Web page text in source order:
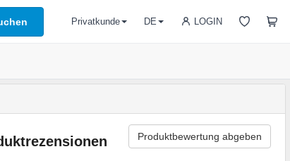
LOGIN
Privatkunde DE
Produktbewertung abgeben